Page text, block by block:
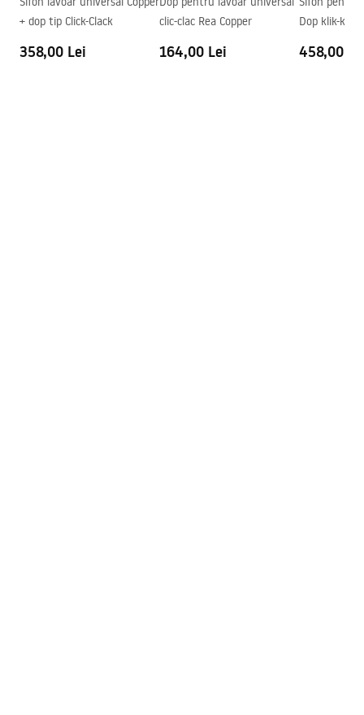
Preaplin
Da
Warranty_Terms_and_Conditions_Basins_-_5.pdf
+ dop tip Click-Clack
358,00 Lei
clic-clac Rea Copper
164,00 Lei
Dop klik-klak
458,00